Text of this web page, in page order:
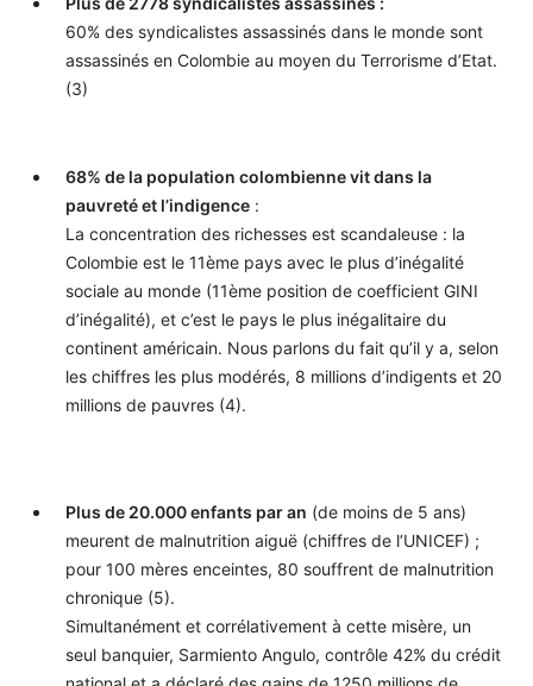
60% des syndicalistes assassinés dans le monde sont
assassinés en Colombie au moyen du Terrorisme d’Etat.
(3)
68% de la population colombienne vit dans la
pauvreté et l’indigence :
La concentration des richesses est scandaleuse : la
Colombie est le 11ème pays avec le plus d’inégalité
sociale au monde (11ème position de coefficient GINI
d’inégalité), et c’est le pays le plus inégalitaire du
continent américain. Nous parlons du fait qu’il y a, selon
les chiffres les plus modérés, 8 millions d’indigents et 20
millions de pauvres (4).
Plus de 20.000 enfants par an (de moins de 5 ans)
meurent de malnutrition aiguë (chiffres de l’UNICEF) ;
pour 100 mères enceintes, 80 souffrent de malnutrition
chronique (5).
Simultanément et corrélativement à cette misère, un
seul banquier, Sarmiento Angulo, contrôle 42% du crédit